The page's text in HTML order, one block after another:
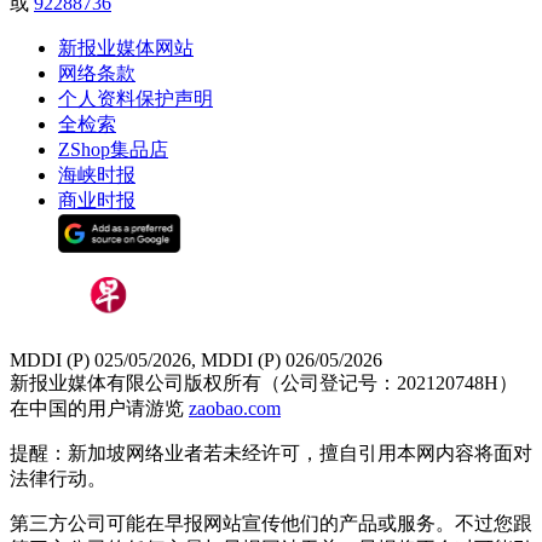
新报业媒体网站
网络条款
个人资料保护声明
全检索
ZShop集品店
海峡时报
商业时报
MDDI (P) 025/05/2026, MDDI (P) 026/05/2026
新报业媒体有限公司版权所有（公司登记号：202120748H）
在中国的用户请游览 zaobao.com
提醒：新加坡网络业者若未经许可，擅自引用本网内容将面对
法律行动。
第三方公司可能在早报网站宣传他们的产品或服务。不过您跟